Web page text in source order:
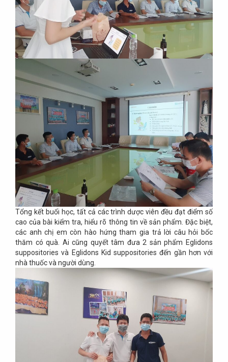
Tổng kết buổi học, tất cả các trình dược viên đều đạt điểm số
cao của bài kiểm tra, hiểu rõ thông tin về sản phẩm. Đặc biệt,
các anh chị em còn hào hứng tham gia trả lời câu hỏi bốc
thăm có quà. Ai cũng quyết tâm đưa 2 sản phẩm Eglidons
suppositories và Eglidons Kid suppositories đến gần hơn với
nhà thuốc và người dùng.